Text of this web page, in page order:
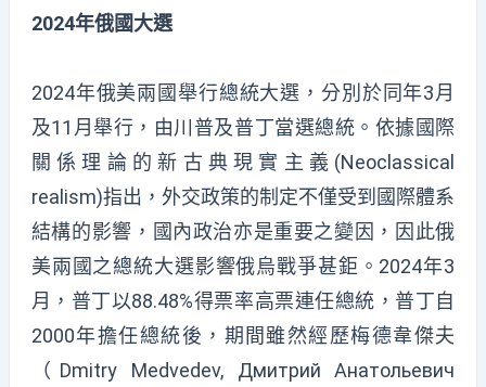
2024年俄國大選
2024年俄美兩國舉行總統大選，分別於同年3月
及11月舉行，由川普及普丁當選總統。依據國際
關係理論的新古典現實主義(Neoclassical
realism)指出，外交政策的制定不僅受到國際體系
結構的影響，國內政治亦是重要之變因，因此俄
美兩國之總統大選影響俄烏戰爭甚鉅。2024年3
月，普丁以88.48%得票率高票連任總統，普丁自
2000年擔任總統後，期間雖然經歷梅德韋傑夫
（Dmitry Medvedev, Дмитрий Анатольевич